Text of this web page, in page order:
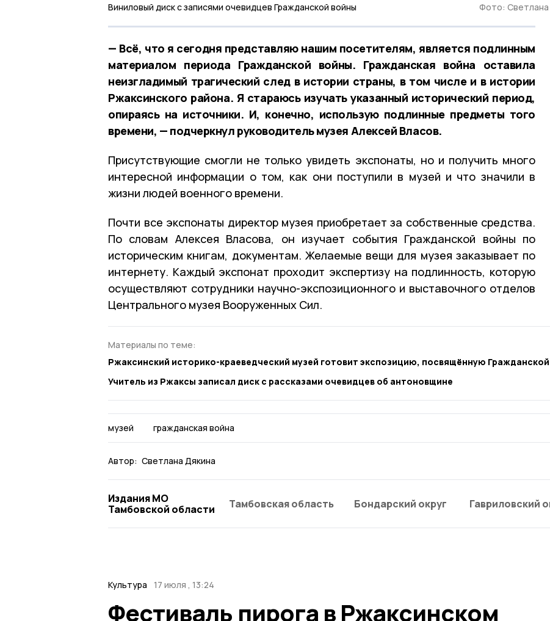
Виниловый диск с записями очевидцев Гражданской войны Фото: Светлана
— Всё, что я сегодня представляю нашим посетителям, является подлинным
материалом периода Гражданской войны. Гражданская война оставила
неизгладимый трагический след в истории страны, в том числе и в истории
Ржаксинского района. Я стараюсь изучать указанный исторический период,
опираясь на источники. И, конечно, использую подлинные предметы того
времени, — подчеркнул руководитель музея Алексей Власов.
Присутствующие смогли не только увидеть экспонаты, но и получить много
интересной информации о том, как они поступили в музей и что значили в
жизни людей военного времени.
Почти все экспонаты директор музея приобретает за собственные средства.
По словам Алексея Власова, он изучает события Гражданской войны по
историческим книгам, документам. Желаемые вещи для музея заказывает по
интернету. Каждый экспонат проходит экспертизу на подлинность, которую
осуществляют сотрудники научно-экспозиционного и выставочного отделов
Центрального музея Вооруженных Сил.
Материалы по теме:
Ржаксинский историко-краеведческий музей готовит экспозицию, посвящённую
Учитель из Ржаксы записал диск с рассказами очевидцев об антоновщине
музей гражданская война
Автор: Светлана Дякина
Издания МО
Тамбовской области
Тамбовская область Бондарский округ Гавриловский
Культура 17 июля , 13:24
Фестиваль пирога в Ржаксинском